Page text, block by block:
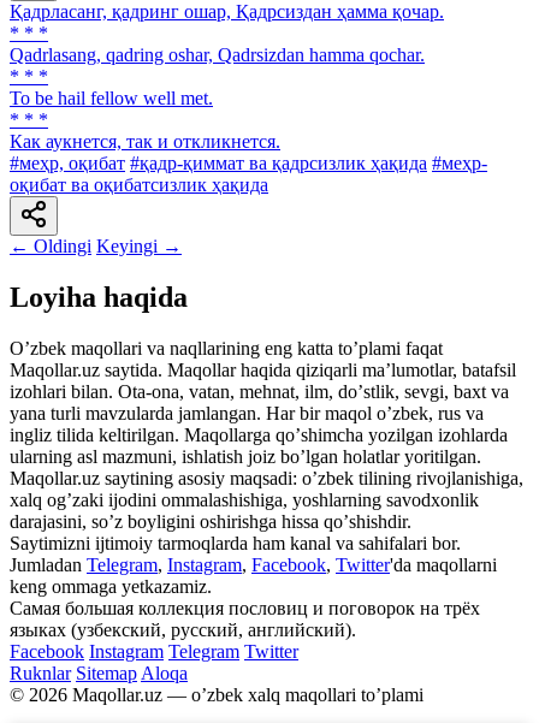
Қадрласанг, қадринг ошар, Қадрсиздан ҳамма қочар.
* * *
Qadrlasang, qadring oshar, Qadrsizdan hamma qochar.
* * *
To be hail fellow well met.
* * *
Как аукнется, так и откликнется.
#меҳр, оқибат #қадр-қиммат ва қадрсизлик ҳақида #меҳр-
оқибат ва оқибатсизлик ҳақида
← Oldingi Keyingi →
Loyiha haqida
Oʼzbek maqollari va naqllarining eng katta toʼplami faqat
Maqollar.uz saytida. Maqollar haqida qiziqarli maʼlumotlar, batafsil
izohlari bilan. Ota-ona, vatan, mehnat, ilm, doʼstlik, sevgi, baxt va
yana turli mavzularda jamlangan. Har bir maqol oʼzbek, rus va
ingliz tilida keltirilgan. Maqollarga qoʼshimcha yozilgan izohlarda
ularning asl mazmuni, ishlatish joiz boʼlgan holatlar yoritilgan.
Maqollar.uz saytining asosiy maqsadi: oʼzbek tilining rivojlanishiga,
xalq ogʼzaki ijodini ommalashishiga, yoshlarning savodxonlik
darajasini, soʼz boyligini oshirishga hissa qoʼshishdir.
Saytimizni ijtimoiy tarmoqlarda ham kanal va sahifalari bor.
Jumladan Telegram, Instagram, Facebook, Twitter'da maqollarni
keng ommaga yetkazamiz.
Самая большая коллекция пословиц и поговорок на трёх
языках (узбекский, русский, английский).
Facebook Instagram Telegram Twitter
Ruknlar Sitemap Aloqa
© 2026 Maqollar.uz — oʼzbek xalq maqollari toʼplami